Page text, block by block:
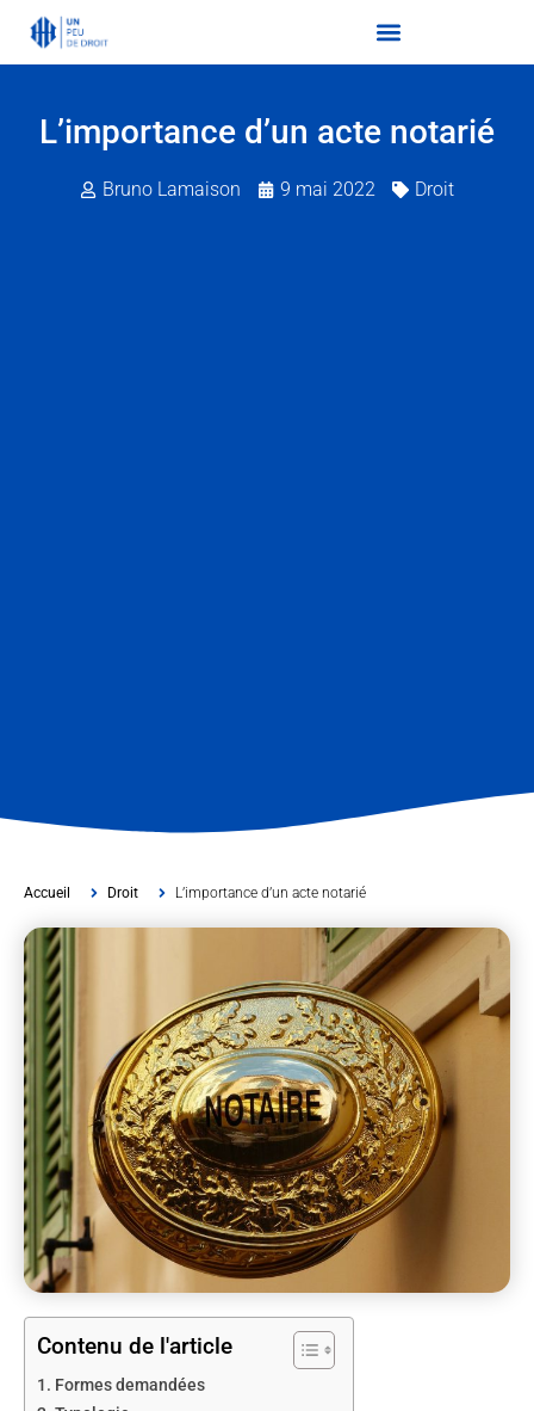
L’importance d’un acte notarié
Bruno Lamaison 9 mai 2022 Droit
Accueil Droit L’importance d’un acte notarié
Contenu de l'article
Formes demandées